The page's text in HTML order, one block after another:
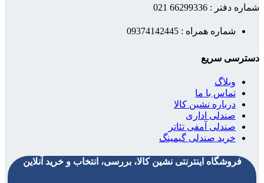
شماره دفتر : 66299336 021
شماره همراه : 09374142445
دسترسی سریع
وبلاگ
تماس با ما
درباره نشین کالا
صندلی اداری
صندلی آمفی تئاتر
خرید صندلی گیمینگ
فروشگاه اینترنتی نشین کالا، بررسی، انتخاب و خرید آنلاین